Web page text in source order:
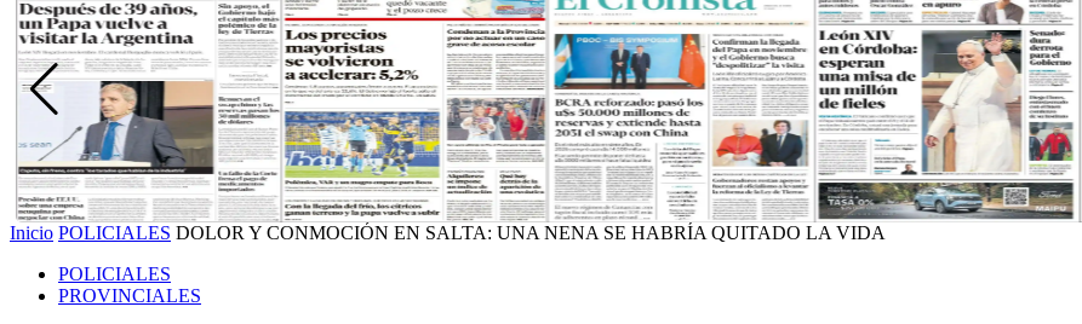
Inicio POLICIALES DOLOR Y CONMOCIÓN EN SALTA: UNA NENA SE HABRÍA QUITADO LA VIDA
POLICIALES
PROVINCIALES